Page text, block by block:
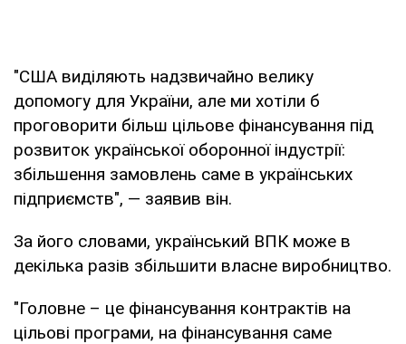
"США виділяють надзвичайно велику
допомогу для України, але ми хотіли б
проговорити більш цільове фінансування під
розвиток української оборонної індустрії:
збільшення замовлень саме в українських
підприємств", — заявив він.
За його словами, український ВПК може в
декілька разів збільшити власне виробництво.
"Головне – це фінансування контрактів на
цільові програми, на фінансування саме